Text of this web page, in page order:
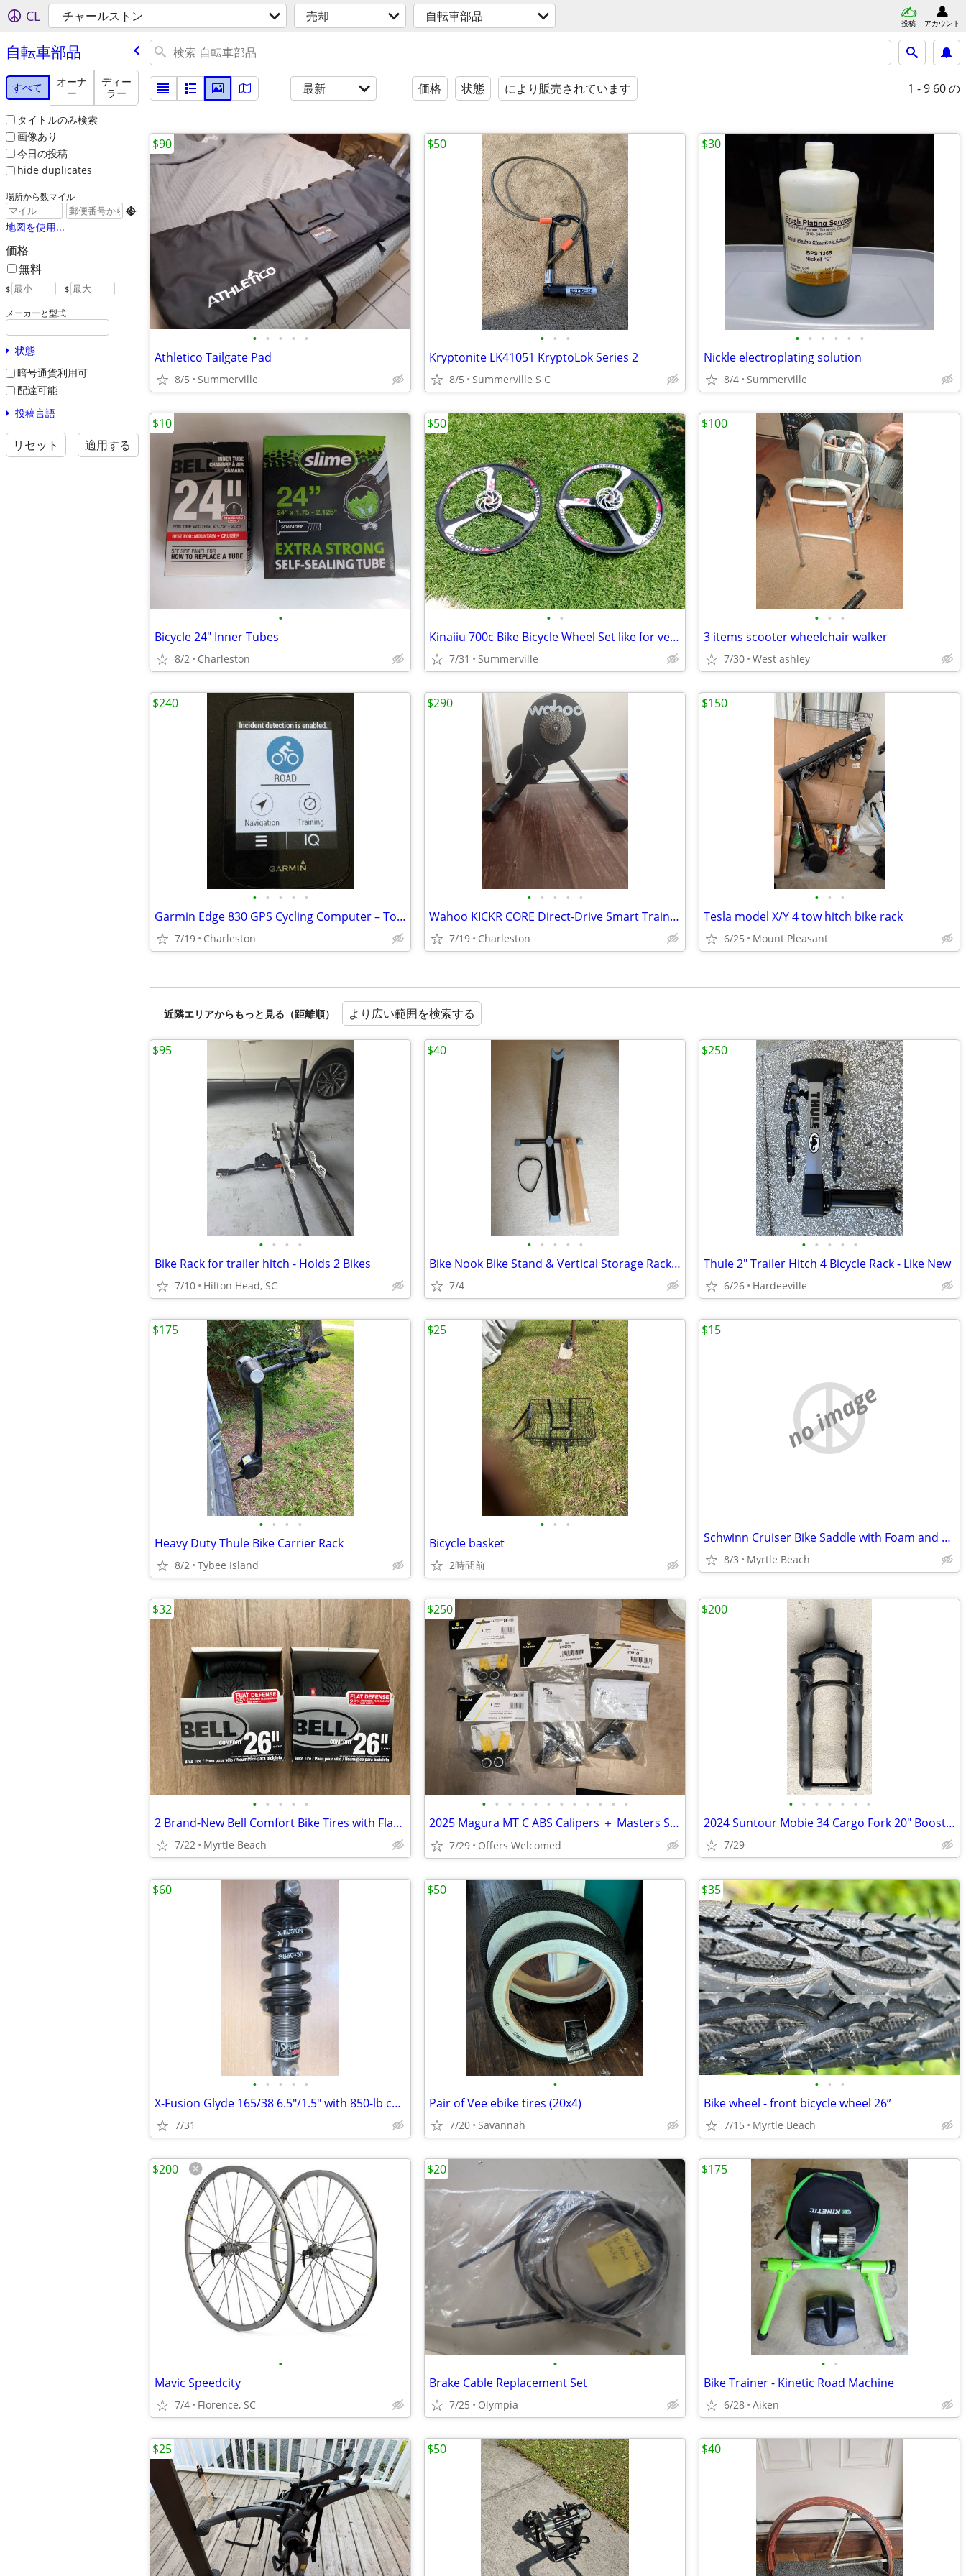
CL チャールストン 売却 自転車部品 投稿 アカウント
自転車部品
すべて
オーナ
ー
ディー
ラー
タイトルのみ検索
画像あり
今日の投稿
hide duplicates
場所から数マイル

地図を使用...
価格
無料
$ – $
メーカーと型式
状態
暗号通貨利用可
配達可能
投稿言語
リセット 適用する
最新 価格 状態 により販売されています 1 - 9 60 の
• • • • •
Athletico Tailgate Pad
8/5 Summerville
$90
• • •
Kryptonite LK41051 KryptoLok Series 2
8/5 Summerville S C
$50
• • • • • •
Nickle electroplating solution
8/4 Summerville
$30
•
Bicycle 24" Inner Tubes
8/2 Charleston
$10
• •
Kinaiiu 700c Bike Bicycle Wheel Set like for veloton
7/31 Summerville
$50
• • •
3 items scooter wheelchair walker
7/30 West ashley
$100
• • • • •
Garmin Edge 830 GPS Cycling Computer – Touchscreen Bike Computer
7/19 Charleston
$240
• • • • •
Wahoo KICKR CORE Direct-Drive Smart Trainer for Bikes – Zwift / Traine
7/19 Charleston
$290
• • •
Tesla model X/Y 4 tow hitch bike rack
6/25 Mount Pleasant
$150
近隣エリアからもっと見る（距離順） より広い範囲を検索する
• • • •
Bike Rack for trailer hitch - Holds 2 Bikes
7/10 Hilton Head, SC
$95
• • • • •
Bike Nook Bike Stand & Vertical Storage Rack ~ New In Box, Qty 1
7/4
$40
• • • • •
Thule 2" Trailer Hitch 4 Bicycle Rack - Like New
6/26 Hardeeville
$250
• • • •
Heavy Duty Thule Bike Carrier Rack
8/2 Tybee Island
$175
• • •
Bicycle basket
2時間前
$25
no image
Schwinn Cruiser Bike Saddle with Foam and PU Cover
8/3 Myrtle Beach
$15
• • • • •
2 Brand-New Bell Comfort Bike Tires with Flat Defense (26" x 1.75")
7/22 Myrtle Beach
$32
• • • • • • • • • • • •
2025 Magura MT C ABS Calipers ＋ Masters Set - New or Used
7/29 Offers Welcomed
$250
• • • • • • •
2024 Suntour Mobie 34 Cargo Fork 20" Boost 15x110 - Load
7/29
$200
• • • • •
X-Fusion Glyde 165/38 6.5"/1.5" with 850-lb coil spring
7/31
$60
•
Pair of Vee ebike tires (20x4)
7/20 Savannah
$50
• • •
Bike wheel - front bicycle wheel 26”
7/15 Myrtle Beach
$35
•
Mavic Speedcity
7/4 Florence, SC
$200
•
Brake Cable Replacement Set
7/25 Olympia
$20
• •
Bike Trainer - Kinetic Road Machine
6/28 Aiken
$175
$25 $50 $40